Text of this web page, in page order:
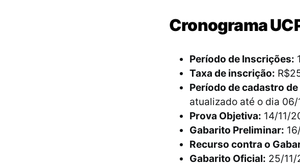
Cronograma
Período de Inscrições:
Taxa de inscrição:
Período de cadastro
atualizado até o dia 06/
Prova Objetiva: 14/11/
Gabarito Preliminar:
Recurso contra o
Gabarito Oficial: 25/11/